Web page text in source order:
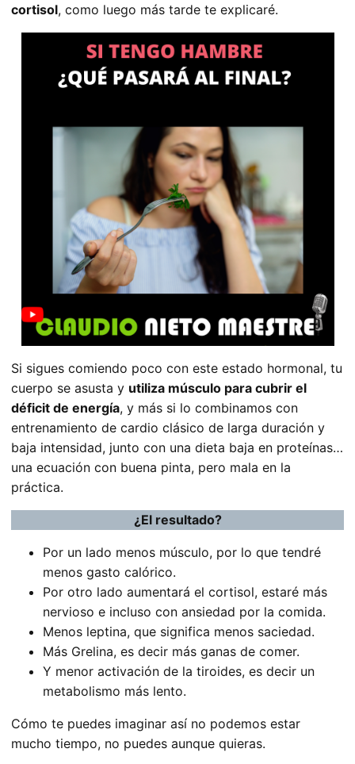
cortisol, como luego más tarde te explicaré.
Si sigues comiendo poco con este estado hormonal, tu
cuerpo se asusta y utiliza músculo para cubrir el
déficit de energía, y más si lo combinamos con
entrenamiento de cardio clásico de larga duración y
baja intensidad, junto con una dieta baja en proteínas…
una ecuación con buena pinta, pero mala en la
práctica.
¿El resultado?
Por un lado menos músculo, por lo que tendré
menos gasto calórico.
Por otro lado aumentará el cortisol, estaré más
nervioso e incluso con ansiedad por la comida.
Menos leptina, que significa menos saciedad.
Más Grelina, es decir más ganas de comer.
Y menor activación de la tiroides, es decir un
metabolismo más lento.
Cómo te puedes imaginar así no podemos estar
mucho tiempo, no puedes aunque quieras.